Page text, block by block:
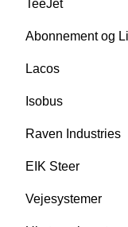
TeeJet
Abonnement og
Lacos
Isobus
Raven Industries
EIK Steer
Vejesystemer